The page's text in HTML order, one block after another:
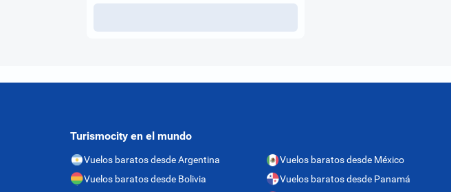
Turismocity en el mundo
Vuelos baratos desde Argentina
Vuelos baratos desde Bolivia
Vuelos baratos desde México
Vuelos baratos desde Panamá